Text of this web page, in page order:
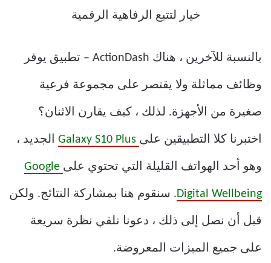
بالنسبة للآخرين ، هناك ActionDash – تطبيق يوفر
وظائف مماثلة ولا يقتصر على مجموعة فرعية
صغيرة من الأجهزة. لذلك ، كيف يقارن الاثنان؟
اختبرنا كلا التطبيقين على الجديد ،
وهو أحد الهواتف القليلة التي تحتوي على Google
Digital Wellbeing. سنقوم هنا بمشاركة النتائج. ولكن
قبل أن نصل إلى ذلك ، دعونا نلقي نظرة سريعة
على جميع الميزات المعروضة.